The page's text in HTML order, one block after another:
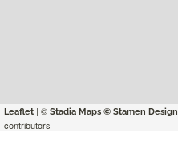
Leaflet | © Stadia Maps © Stamen Design
contributors